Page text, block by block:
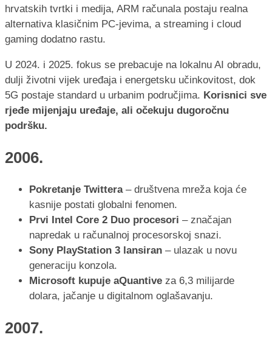
hrvatskih tvrtki i medija, ARM računala postaju realna
alternativa klasičnim PC-jevima, a streaming i cloud
gaming dodatno rastu.
U 2024. i 2025. fokus se prebacuje na lokalnu AI obradu,
dulji životni vijek uređaja i energetsku učinkovitost, dok
5G postaje standard u urbanim područjima. Korisnici sve
rjeđe mijenjaju uređaje, ali očekuju dugoročnu
podršku.
2006.
Pokretanje Twittera– društvena mreža koja će
kasnije postati globalni fenomen.
Prvi Intel Core 2 Duo procesori – značajan
napredak u računalnoj procesorskoj snazi.
Sony PlayStation 3 lansiran – ulazak u novu
generaciju konzola.
Microsoft kupuje aQuantive za 6,3 milijarde
dolara, jačanje u digitalnom oglašavanju.
2007.